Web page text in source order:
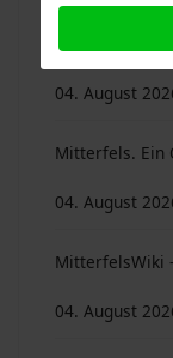
Mitterfels.
04. August
Mitterfels. Ein
04. August
MitterfelsWiki
04. August